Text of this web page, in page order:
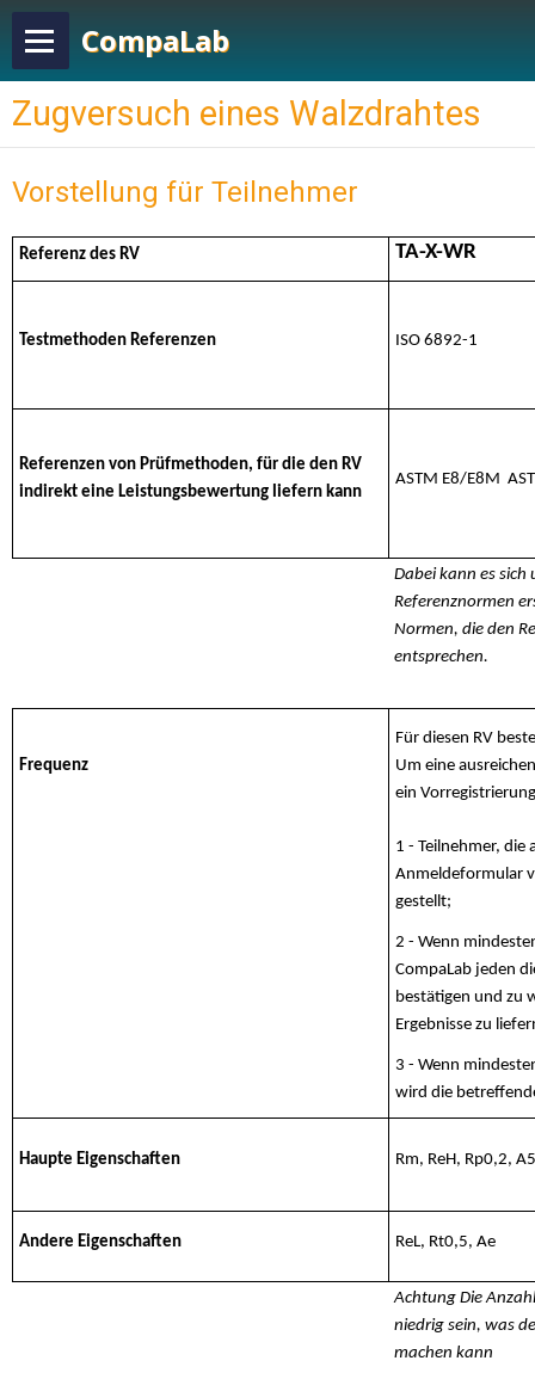
CompaLab
Zugversuch eines Walzdrahtes
Vorstellung für Teilnehmer
Referenz des RV TA-X-WR
Testmethoden Referenzen ISO 6892-1
Referenzen von Prüfmethoden, für die den RV
indirekt eine Leistungsbewertung liefern kann
ASTM E8/E8M
Dabei kann es
Referenznormen
Normen, die den
entsprechen.
Frequenz
Für diesen RV
Um eine
ein
1 - Teilnehmer, die
Anmeldeformular
gestellt;
2 - Wenn
CompaLab jeden
bestätigen und zu
Ergebnisse zu
3 - Wenn
wird die
Haupte Eigenschaften Rm, ReH, Rp0,2,
Andere Eigenschaften ReL, Rt0,5, Ae
Achtung Die
niedrig sein, was
machen kann